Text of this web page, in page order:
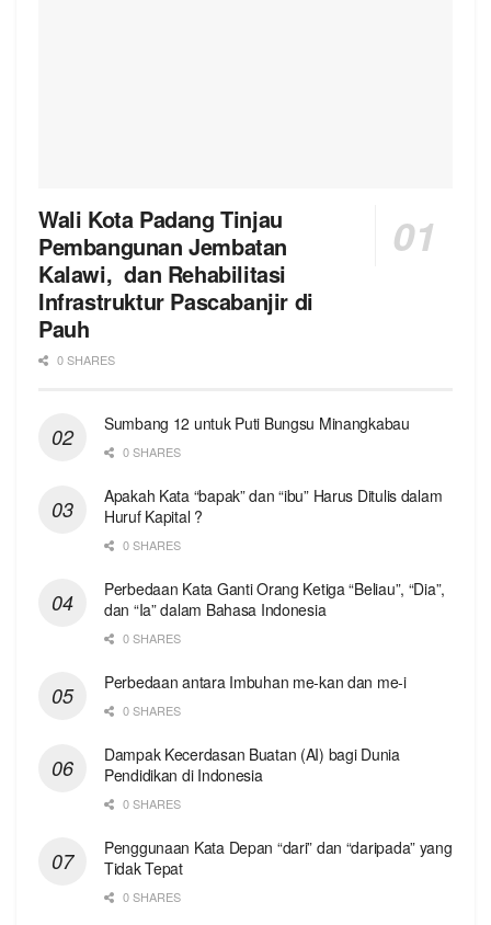
Wali Kota Padang Tinjau
Pembangunan Jembatan
Kalawi, dan Rehabilitasi
Infrastruktur Pascabanjir di
Pauh
0 SHARES
Sumbang 12 untuk Puti Bungsu Minangkabau
0 SHARES
Apakah Kata “bapak” dan “ibu” Harus Ditulis dalam
Huruf Kapital ?
0 SHARES
Perbedaan Kata Ganti Orang Ketiga “Beliau”, “Dia”,
dan “Ia” dalam Bahasa Indonesia
0 SHARES
Perbedaan antara Imbuhan me-kan dan me-i
0 SHARES
Dampak Kecerdasan Buatan (AI) bagi Dunia
Pendidikan di Indonesia
0 SHARES
Penggunaan Kata Depan “dari” dan “daripada” yang
Tidak Tepat
0 SHARES